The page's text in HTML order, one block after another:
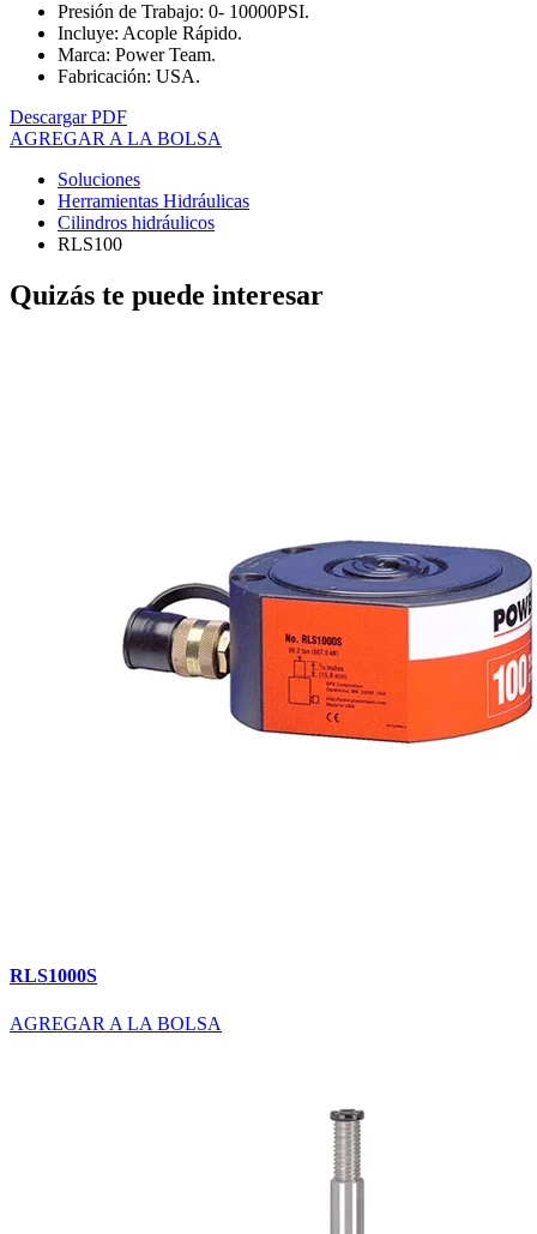
Presión de Trabajo: 0- 10000PSI.
Incluye: Acople Rápido.
Marca: Power Team.
Fabricación: USA.
Descargar PDF
AGREGAR A LA BOLSA
Soluciones
Herramientas Hidráulicas
Cilindros hidráulicos
RLS100
Quizás te puede interesar
RLS1000S
AGREGAR A LA BOLSA